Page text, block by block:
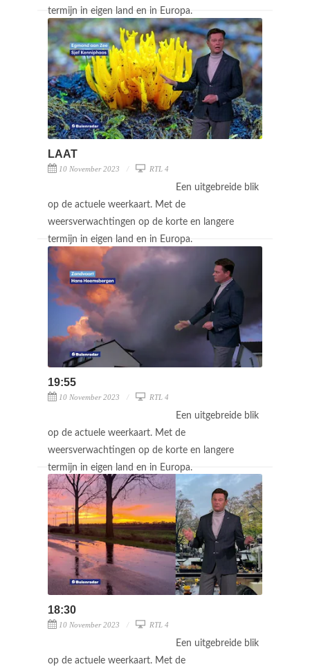
termijn in eigen land en in Europa.
LAAT
10 November 2023 RTL 4
Een uitgebreide blik
op de actuele weerkaart. Met de
weersverwachtingen op de korte en langere
termijn in eigen land en in Europa.
19:55
10 November 2023 RTL 4
Een uitgebreide blik
op de actuele weerkaart. Met de
weersverwachtingen op de korte en langere
termijn in eigen land en in Europa.
18:30
10 November 2023 RTL 4
Een uitgebreide blik
op de actuele weerkaart. Met de